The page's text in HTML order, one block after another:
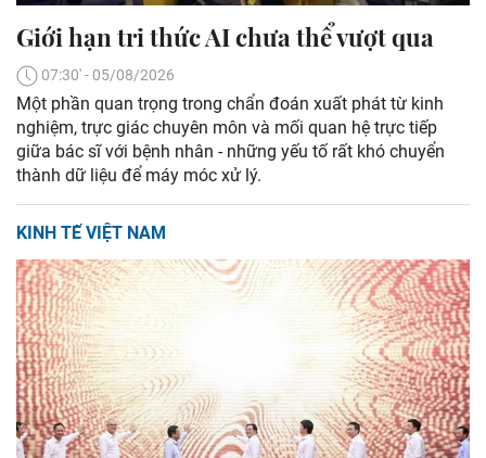
Giới hạn tri thức AI chưa thể vượt qua
07:30' - 05/08/2026
Một phần quan trọng trong chẩn đoán xuất phát từ kinh
nghiệm, trực giác chuyên môn và mối quan hệ trực tiếp
giữa bác sĩ với bệnh nhân - những yếu tố rất khó chuyển
thành dữ liệu để máy móc xử lý.
KINH TẾ VIỆT NAM